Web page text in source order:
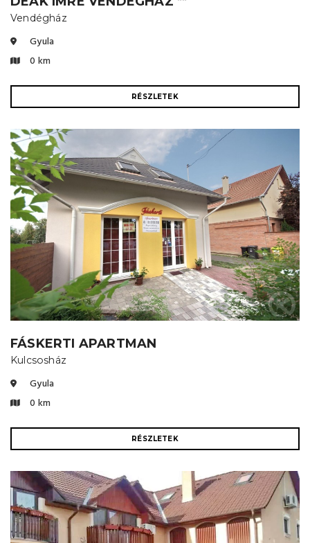
Vendégház
Gyula
0 km
RÉSZLETEK
FÁSKERTI APARTMAN
Kulcsosház
Gyula
0 km
RÉSZLETEK